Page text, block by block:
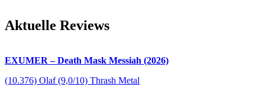
Aktuelle Reviews
EXUMER – Death Mask Messiah (2026)
(10.376) Olaf (9,0/10) Thrash Metal